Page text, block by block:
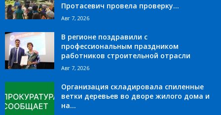
Протасевич провела проверку...
Авг 7, 2026
В регионе поздравили с
профессиональным праздником
работников строительной отрасли
Авг 7, 2026
Организация складировала спиленные
ветки деревьев во дворе жилого дома и
на...